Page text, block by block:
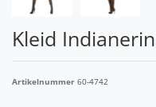
Kleid
Artikelnummer 60-4742